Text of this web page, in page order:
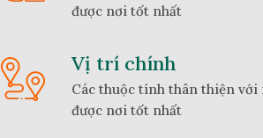
được nơi tốt nhất
Vị trí chính
Các thuộc tính thân thiện với
được nơi tốt nhất